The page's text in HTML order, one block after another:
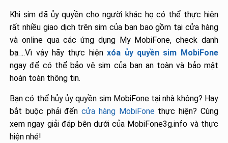
Khi sim đã ủy quyền cho người khác họ có thể thực hiện
rất nhiều giao dịch trên sim của bạn bao gồm tại cửa hàng
và online qua các ứng dụng My MobiFone, check danh
bạ….Vì vậy hãy thực hiệnxóa ủy quyền sim MobiFone
ngay để có thể bảo vệ sim của bạn an toàn và bảo mật
hoàn toàn thông tin.
Bạn có thể hủy ủy quyền sim MobiFone tại nhà không? Hay
bắt buộc phải đếncửa hàng MobiFonethực hiện? Cùng
xem ngay giải đáp bên dưới của MobiFone3g.info và thực
hiện nhé!